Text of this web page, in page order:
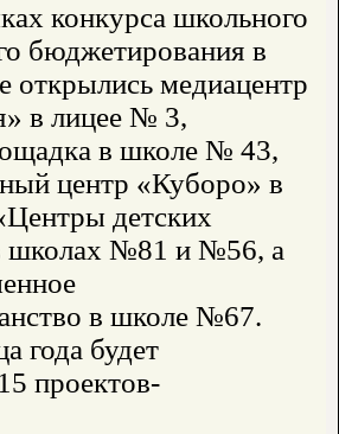
конкурса школьного
бюджетирования в
открылись медиацентр
в лицее № 3,
в школе № 43,
центр «Куборо» в
детских
школах №81 и №56, а
в школе №67.
года будет
проектов-